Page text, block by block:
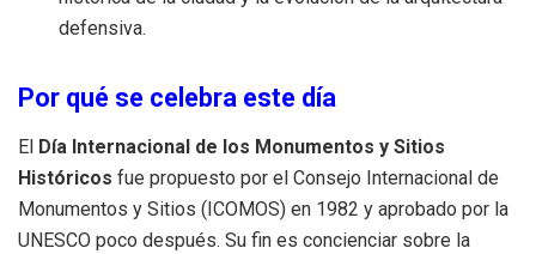
defensiva.
Por qué se celebra este día
El Día Internacional de los Monumentos y Sitios
Históricos fue propuesto por el Consejo Internacional de
Monumentos y Sitios (ICOMOS) en 1982 y aprobado por la
UNESCO poco después. Su fin es concienciar sobre la